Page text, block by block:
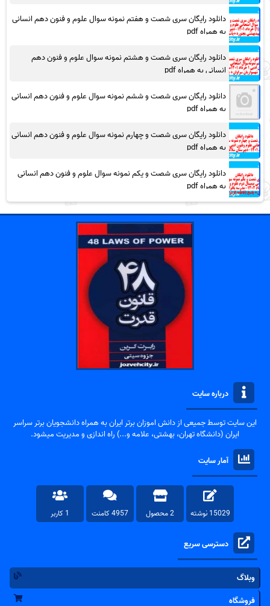
دانلود رایگان سری شصت و هفتم نمونه سوال علوم و فنون دهم انسانی
به همراه pdf
دانلود رایگان سری شصت و هشتم نمونه سوال علوم و فنون دهم
انسانی به همراه pdf
دانلود رایگان سری شصت و ششم نمونه سوال علوم و فنون دهم انسانی
به همراه pdf
دانلود رایگان سری شصت و چهارم نمونه سوال علوم و فنون دهم انسانی
به همراه pdf
دانلود رایگان سری شصت و یکم نمونه سوال علوم و فنون دهم انسانی
به همراه pdf
درباره سایت
این سایت توسط جمیعی از دانش اموزان برتر ایران به همراه دانشجویان برتر سراسر
ایران (دانشگاه تهران، بهشتی، علامه و...) راه اندازی و مدیریت میشود.
آمار سایت
15029 نوشته 2 محصول 4957 کامنت 1 کاربر
دسترسی سریع
وبلاگ
فروشگاه